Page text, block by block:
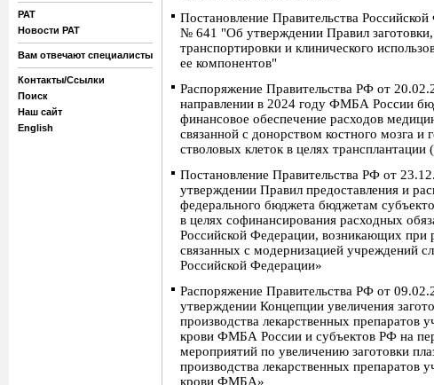
РАТ
Новости РАТ
Вам отвечают специалисты
Контакты/Ссылки
Поиск
Наш сайт
English
Постановление Правительства
№ 641 "Об утверждении Правил заготовки,
транспортировки и клинического
ее компонентов"
Распоряжение Правительства РФ от
направлении в 2024 году ФМБА России
финансовое обеспечение расходов
связанной с донорством костного мозга и
стволовых клеток в целях трансплантации
Постановление Правительства РФ от
утверждении Правил предоставления и
федерального бюджета бюджетам
в целях софинансирования расходных
Российской Федерации, возникающих при
связанных с модернизацией учреждений
Российской Федерации»
Распоряжение Правительства РФ от
утверждении Концепции увеличения
производства лекарственных
крови ФМБА России и субъектов РФ на
мероприятий по увеличению заготовки
производства лекарственных
крови ФМБА»